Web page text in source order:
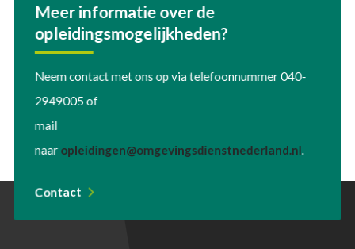
Meer informatie over de
opleidingsmogelijkheden?
Neem contact met ons op via telefoonnummer 040-
2949005 of
mail
naaropleidingen@omgevingsdienstnederland.nl
Contact